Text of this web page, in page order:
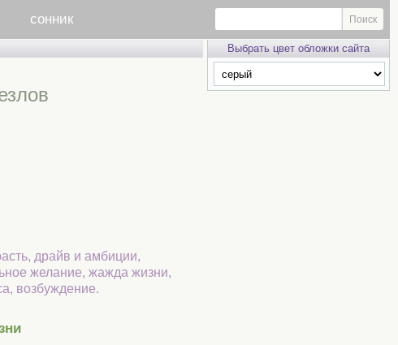
сонник
драйв и амбиции,
желание, жажда жизни,
возбуждение.
Выбрать цвет обложки сайта